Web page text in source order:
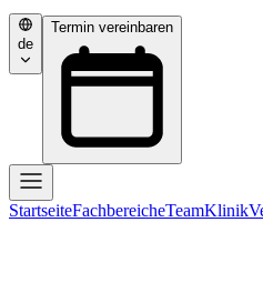
de
Termin vereinbaren
StartseiteFachbereicheTeamKlinik